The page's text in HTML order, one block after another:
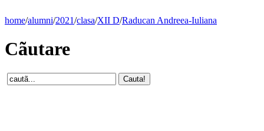
home/alumni/2021/clasa/XII D/Raducan Andreea-Iuliana
Cãutare